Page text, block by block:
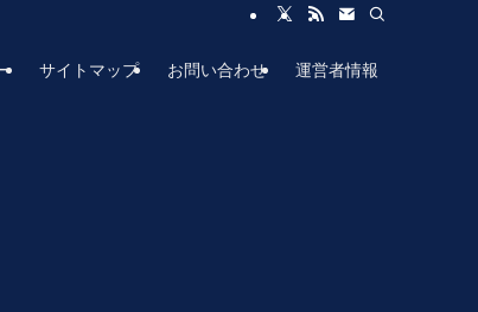
サイトマップ お問い合わせ 運営者情報